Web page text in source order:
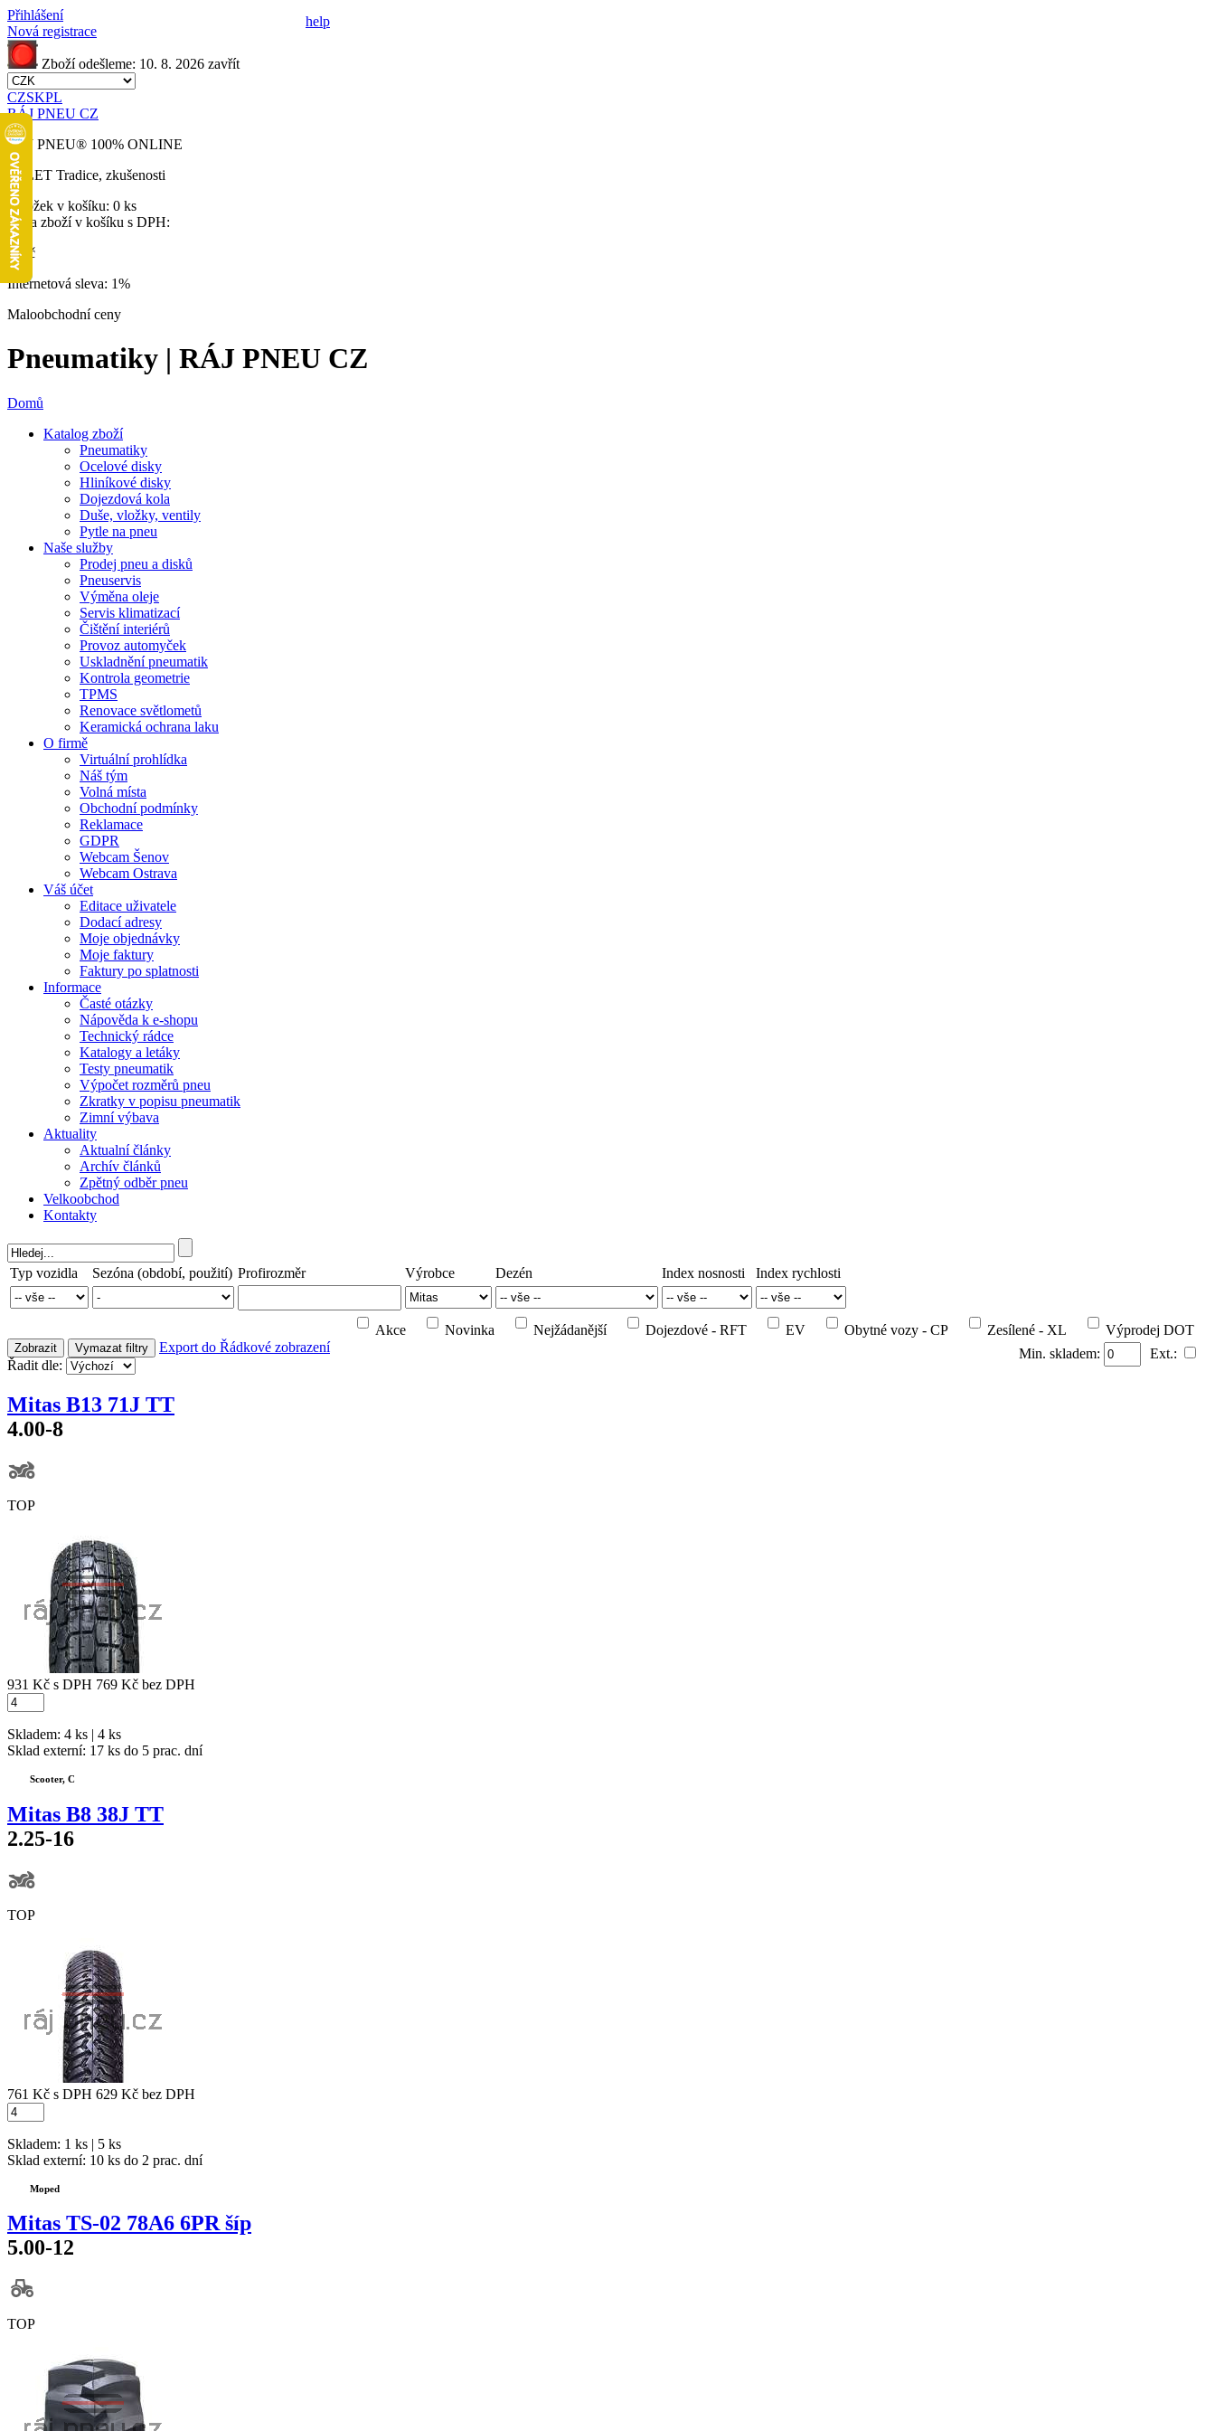
Přihlášení
Nová registrace
Zboží odešleme: 10. 8. 2026 zavřít
CZSKPL
RÁJ PNEU CZ
RÁJ PNEU® 100% ONLINE
32 LET Tradice, zkušenosti
Položek v košíku: 0 ks
Cena zboží v košíku s DPH:
0 Kč
Internetová sleva: 1%
Maloobchodní ceny
Pneumatiky | RÁJ PNEU CZ
Domů
Katalog zboží
Pneumatiky
Ocelové disky
Hliníkové disky
Dojezdová kola
Duše, vložky, ventily
Pytle na pneu
Naše služby
Prodej pneu a disků
Pneuservis
Výměna oleje
Servis klimatizací
Čištění interiérů
Provoz automyček
Uskladnění pneumatik
Kontrola geometrie
TPMS
Renovace světlometů
Keramická ochrana laku
O firmě
Virtuální prohlídka
Náš tým
Volná místa
Obchodní podmínky
Reklamace
GDPR
Webcam Šenov
Webcam Ostrava
Váš účet
Editace uživatele
Dodací adresy
Moje objednávky
Moje faktury
Faktury po splatnosti
Informace
Časté otázky
Nápověda k e-shopu
Technický rádce
Katalogy a letáky
Testy pneumatik
Výpočet rozměrů pneu
Zkratky v popisu pneumatik
Zimní výbava
Aktuality
Aktualní články
Archív článků
Zpětný odběr pneu
Velkoobchod
Kontakty
Typ vozidla Sezóna (období, použití) Profirozměr
help
Výrobce Dezén Index nosnosti Index rychlosti
Akce Novinka Nejžádanější Dojezdové - RFT EV Obytné vozy - CP Zesílené - XL Výprodej DOT
Zobrazit Vymazat filtry Export do Ext.:
Min. skladem:
Řádkové zobrazení
Řadit dle:
Mitas B13 71J TT
4.00-8
TOP
931 Kč s DPH 769 Kč bez DPH
Skladem: 4 ks | 4 ks
Sklad externí: 17 ks do 5 prac. dní
Scooter, C
Mitas B8 38J TT
2.25-16
TOP
761 Kč s DPH 629 Kč bez DPH
Skladem: 1 ks | 5 ks
Sklad externí: 10 ks do 2 prac. dní
Moped
Mitas TS-02 78A6 6PR šíp
5.00-12
TOP